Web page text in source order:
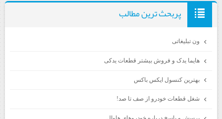
پربحث ترين مطالب
ون تبلیغاتی
هایما یدک و فروش بیشتر قطعات یدکی
بهترین کنسول ایکس باکس
شغل قطعات خودرو از صف تا صد!